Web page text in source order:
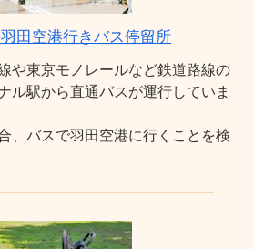
田空港行きバス停留所
や東京モノレールなど鉄道路線の
ル駅から直通バスが運行していま
、バスで羽田空港に行くことを検